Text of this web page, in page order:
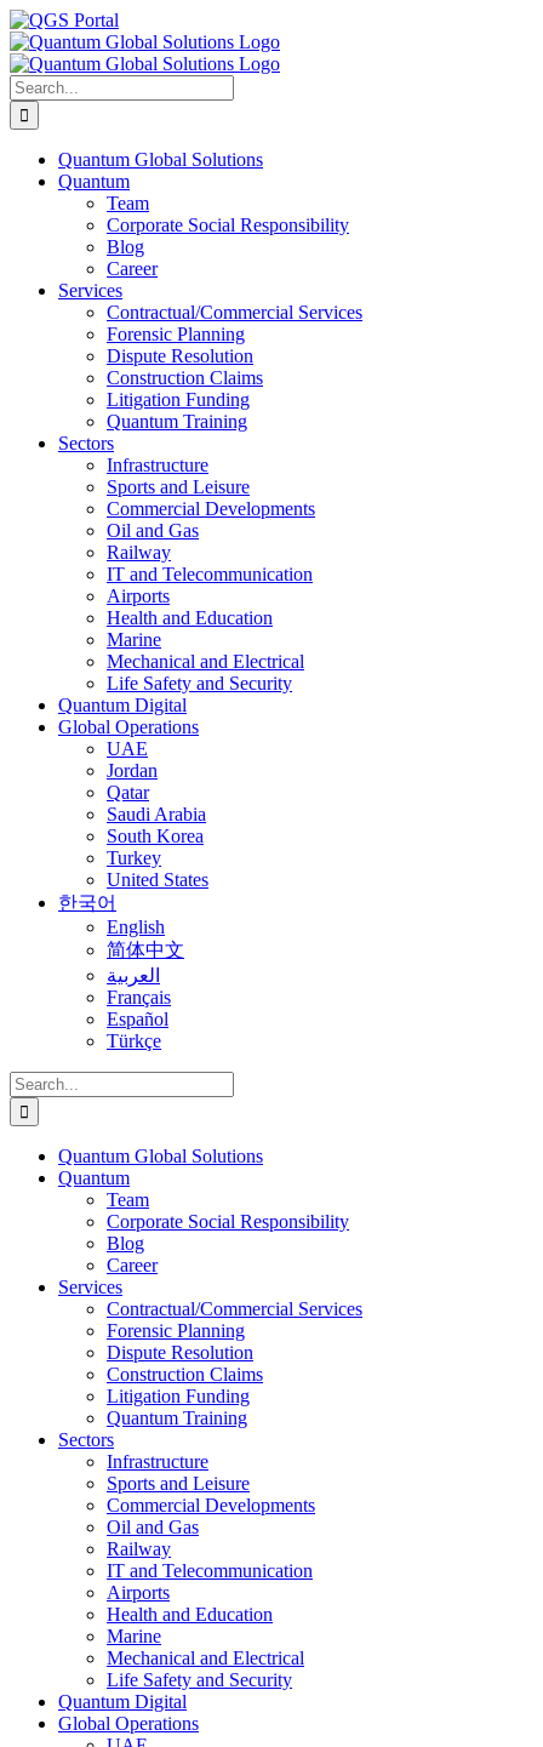
Skip
to
content
LinkedIn
Facebook
X
YouTube
Email
QGS
Portal
Search
for:
Quantum Global Solutions
Quantum
Team
Corporate Social Responsibility
Blog
Career
Services
Contractual/Commercial Services
Forensic Planning
Dispute Resolution
Construction Claims
Litigation Funding
Quantum Training
Sectors
Infrastructure
Sports and Leisure
Commercial Developments
Oil and Gas
Railway
IT and Telecommunication
Airports
Health and Education
Marine
Mechanical and Electrical
Life Safety and Security
Quantum Digital
Global Operations
UAE
Jordan
Qatar
Saudi Arabia
South Korea
Turkey
United States
한국어
English
简体中文
العربية
Français
Español
Türkçe
Search
for:
Quantum Global Solutions
Quantum
Team
Corporate Social Responsibility
Blog
Career
Services
Contractual/Commercial Services
Forensic Planning
Dispute Resolution
Construction Claims
Litigation Funding
Quantum Training
Sectors
Infrastructure
Sports and Leisure
Commercial Developments
Oil and Gas
Railway
IT and Telecommunication
Airports
Health and Education
Marine
Mechanical and Electrical
Life Safety and Security
Quantum Digital
Global Operations